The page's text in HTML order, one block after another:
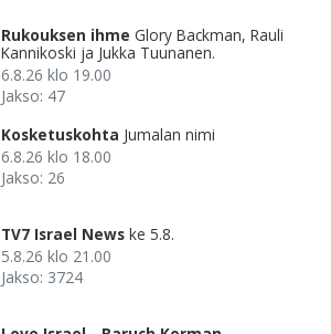
Rukouksen ihme Glory Backman, Rauli
Kannikoski ja Jukka Tuunanen.
6.8.26 klo 19.00
Jakso: 47
Kosketuskohta Jumalan nimi
6.8.26 klo 18.00
Jakso: 26
TV7 Israel News ke 5.8.
5.8.26 klo 21.00
Jakso: 3724